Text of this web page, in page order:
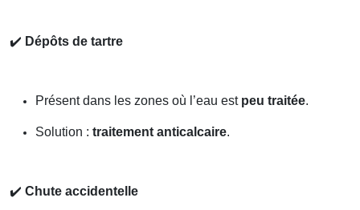
✔️ Dépôts de tartre
Présent dans les zones où l’eau est peu traitée.
Solution : traitement anticalcaire.
✔️ Chute accidentelle